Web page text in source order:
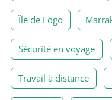
Île de Fogo
Sécurité en voyage
Travail à distance